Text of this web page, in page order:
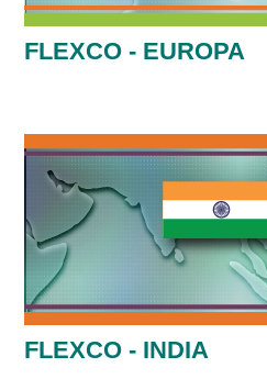
FLEXCO - EUROPA
FLEXCO - INDIA